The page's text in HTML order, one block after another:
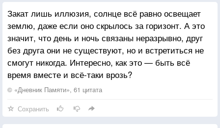
Закат лишь иллюзия, солнце всё равно освещает
землю, даже если оно скрылось за горизонт. А это
значит, что день и ночь связаны неразрывно, друг
без друга они не существуют, но и встретиться не
смогут никогда. Интересно, как это — быть всё
время вместе и всё-таки врозь?
© «Дневник Памяти», 61 цитата
Сохранить